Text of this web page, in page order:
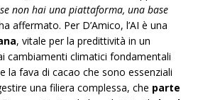
non hai una piattaforma, una base
affermato. Per D’Amico, l’AI è una
, vitale per la predittività in un
cambiamenti climatici fondamentali
la fava di cacao che sono essenziali
una filiera complessa, che parte